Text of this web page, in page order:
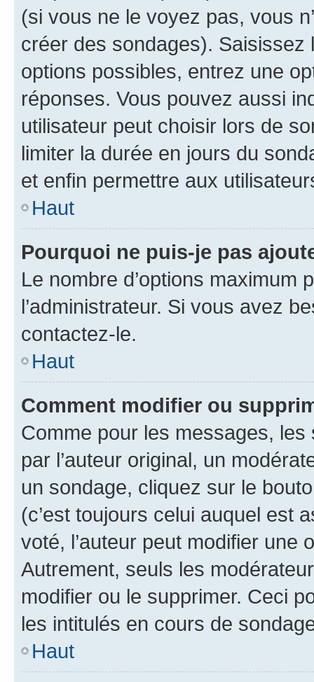
(si vous ne le voyez pas, vous
créer des sondages).
options possibles, entrez une
réponses. Vous pouvez aussi
utilisateur peut choisir lors de
limiter la durée en jours du
et enfin permettre aux
Haut
Pourquoi ne puis-je pas
Le nombre d’options maximum
l’administrateur. Si vous avez
contactez-le.
Haut
Comment modifier ou
Comme pour les messages,
par l’auteur original, un
un sondage, cliquez sur le
(c’est toujours celui auquel est
voté, l’auteur peut modifier une
Autrement, seuls les
modifier ou le supprimer. Ceci
les intitulés en cours de
Haut